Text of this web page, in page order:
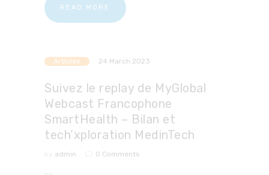
READ MORE
Articles 24 March 2023
Suivez le replay de MyGlobal
Webcast Francophone
SmartHealth – Bilan et
tech’xploration MedinTech
admin 0 Comments